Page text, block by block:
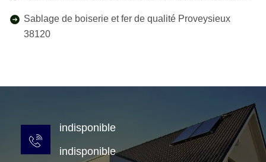
Sablage de boiserie et fer de qualité Proveysieux
38120
indisponible
indisponible